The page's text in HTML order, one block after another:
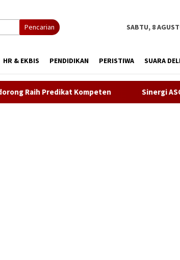
Pencarian SABTU, 8
HR & EKBIS PENDIDIKAN PERISTIWA SUARA
Sinergi ASOKA Bersama KADIN